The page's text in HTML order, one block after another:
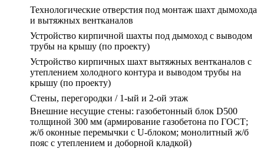
Технологические отверстия под монтаж шахт дымохода
и вытяжных вентканалов
Устройство кирпичной шахты под дымоход с выводом
трубы на крышу (по проекту)
Устройство кирпичных шахт вытяжных вентканалов с
утеплением холодного контура и выводом трубы на
крышу (по проекту)
Стены, перегородки / 1-ый и 2-ой этаж
Внешние несущие стены: газобетонный блок D500
толщиной 300 мм (армирование газобетона по ГОСТ;
ж/б оконные перемычки с U-блоком; монолитный ж/б
пояс с утеплением и доборной кладкой)